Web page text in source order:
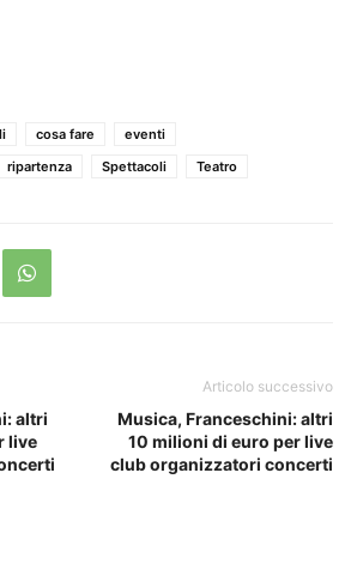
cosa fare
eventi
ripartenza Spettacoli Teatro
altri
live
Articolo successivo
Musica, Franceschini: altri
10 milioni di euro per live
club organizzatori concerti